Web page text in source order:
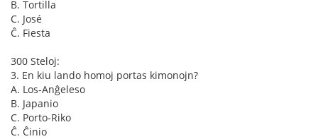
B. Tortilla
C. José
Ĉ. Fiesta
300 Steloj:
3. En kiu lando homoj portas kimonojn?
A. Los-Anĝeleso
B. Japanio
C. Porto-Riko
Ĉ. Ĉinio